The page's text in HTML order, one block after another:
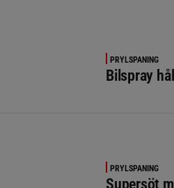
PRYLSPANING
Bilspray
PRYLSPANING
Supersöt